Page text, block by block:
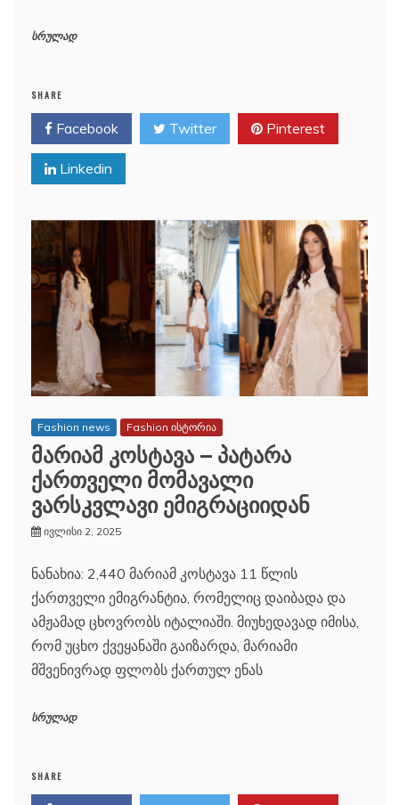
სრულად
SHARE
Facebook Twitter Pinterest
Linkedin
Fashion news Fashion ისტორია
მარიამ კოსტავა – პატარა
ქართველი მომავალი
ვარსკვლავი ემიგრაციიდან
ივლისი 2, 2025
ნანახია: 2,440 მარიამ კოსტავა 11 წლის
ქართველი ემიგრანტია, რომელიც დაიბადა და
ამჟამად ცხოვრობს იტალიაში. მიუხედავად იმისა,
რომ უცხო ქვეყანაში გაიზარდა, მარიამი
მშვენივრად ფლობს ქართულ ენას
სრულად
SHARE